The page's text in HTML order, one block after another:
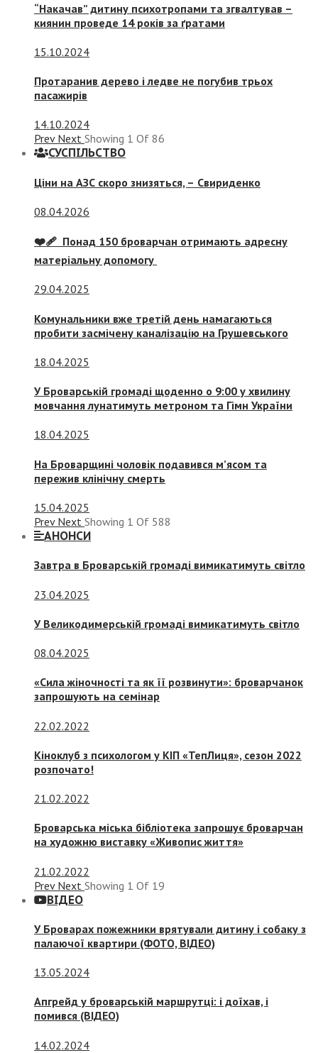
“Накачав” дитину психотропами та згвалтував –
киянин проведе 14 років за ґратами
15.10.2024
Протаранив дерево і ледве не погубив трьох
пасажирів
14.10.2024
Prev Next Showing 1 Of 86
СУСПIЛЬСТВО
Ціни на АЗС скоро знизяться, – Свириденко
08.04.2026
❤️‍🩹 Понад 150 броварчан отримають адресну
матеріальну допомогу
29.04.2025
Комунальники вже третій день намагаються
пробити засмічену каналізацію на Грушевського
18.04.2025
У Броварській громаді щоденно о 9:00 у хвилину
мовчання лунатимуть метроном та Гімн України
18.04.2025
На Броварщині чоловік подавився м’ясом та
пережив клінічну смерть
15.04.2025
Prev Next Showing 1 Of 588
АНОНСИ
Завтра в Броварській громаді вимикатимуть світло
23.04.2025
У Великодимерській громаді вимикатимуть світло
08.04.2025
«Сила жіночності та як її розвинути»: броварчанок
запрошують на семінар
22.02.2022
Кіноклуб з психологом у КІП «ТепЛиця», сезон 2022
розпочато!
21.02.2022
Броварська міська бібліотека запрошує броварчан
на художню виставку «Живопис життя»
21.02.2022
Prev Next Showing 1 Of 19
ВІДЕО
У Броварах пожежники врятували дитину і собаку з
палаючої квартири (ФОТО, ВІДЕО)
13.05.2024
Апгрейд у броварській маршрутці: і доїхав, і
помився (ВІДЕО)
14.02.2024